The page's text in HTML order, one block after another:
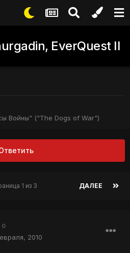
EverQuest II
Войны" ("The Dogs of War")
ДАЛЕЕ
1 из 3
0
2010